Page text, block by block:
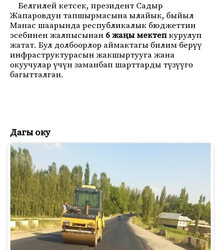
Белгилей кетсек, президент Садыр
Жапаровдун тапшырмасына ылайык, быйыл
Манас шаарында республикалык бюджеттин
эсебинен жалпысынан 6 жаңы мектепкурулуп
жатат. Бул долбоорлор аймактагы билим берүү
инфраструктурасын жакшыртууга жана
окуучулар үчүн заманбап шарттарды түзүүгө
багытталган.
Дагы оку